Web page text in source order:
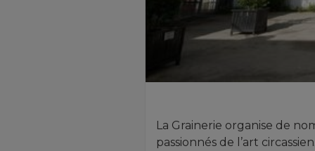
La Grainerie organise de
passionnés de l’art